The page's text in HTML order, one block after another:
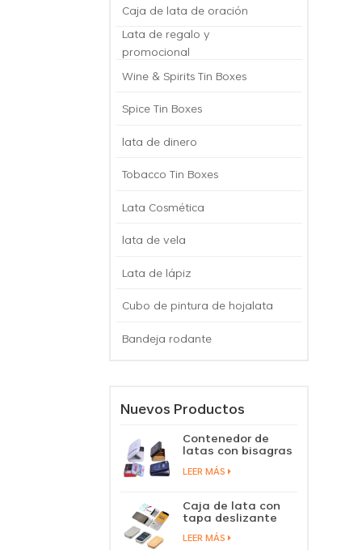
Caja de lata de oración
Lata de regalo y
promocional
Wine & Spirits Tin Boxes
Spice Tin Boxes
lata de dinero
Tobacco Tin Boxes
Lata Cosmética
lata de vela
Lata de lápiz
Cubo de pintura de hojalata
Bandeja rodante
Nuevos Productos
Contenedor de
latas con bisagras
de aluminio,
pastillas de
en caja de lata con
tapa con bisagras
LEER MÁS
Caja de lata con
tapa deslizante
personalizada,
cubierta
LEER MÁS